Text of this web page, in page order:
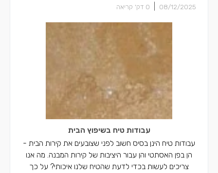
08/12/2025
0 דק' קריאה
עבודות טיח בשיפוץ הבית
עבודות טיח הינן בסיס חשוב לפני שצובעים את קירות הבית -
הן בפן האסתטי והן עבור היציבות של קירות המבנה. מה אנו
צריכים לעשות בכדי לדעת שהטיח שלנו איכותי? על כך